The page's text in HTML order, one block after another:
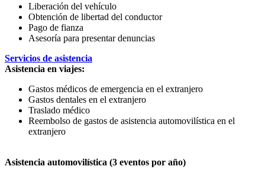
Liberación del vehículo
Obtención de libertad del conductor
Pago de fianza
Asesoría para presentar denuncias
Servicios de asistencia
Asistencia en viajes:
Gastos médicos de emergencia en el extranjero
Gastos dentales en el extranjero
Traslado médico
Reembolso de gastos de asistencia automovilística en el
extranjero
Asistencia automovilística (3 eventos por año)